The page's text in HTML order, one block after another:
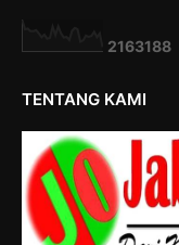
2163188
TENTANG KAMI